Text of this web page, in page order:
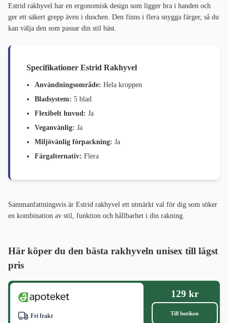
Estrid rakhyvel har en ergonomisk design som ligger bra i handen och
ger ett säkert grepp även i duschen. Den finns i flera snygga färger, så du
kan välja den som passar din stil bäst.
Specifikationer Estrid Rakhyvel
Användningsområde: Hela kroppen
Bladsystem: 5 blad
Flexibelt huvud: Ja
Veganvänlig: Ja
Miljövänlig förpackning: Ja
Färgalternativ: Flera
Sammanfattningsvis är Estrid rakhyvel ett utmärkt val för dig som söker
en kombination av stil, funktion och hållbarhet i din rakning.
Här köper du den bästa rakhyveln unisex till lägst
pris
Fri frakt
129 kr
Till butiken